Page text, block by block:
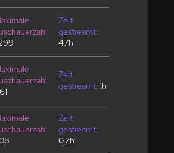
Zeit
gestreamt:
47h
Zeit
gestreamt: 1h
Zeit
gestreamt:
0.7h